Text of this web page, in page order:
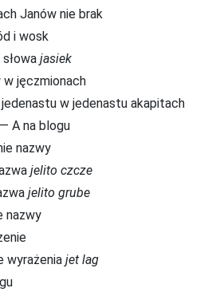
Janów nie brak
i wosk
jasiek
w jęczmionach
w jedenastu akapitach
— A na blogu
nazwy
jelito czcze
jelito grube
nazwy
wyrażenia jet lag